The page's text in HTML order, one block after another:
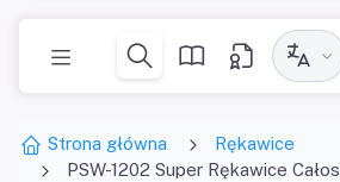
Strona główna
Rękawice
PSW-1202 Super Rękawice